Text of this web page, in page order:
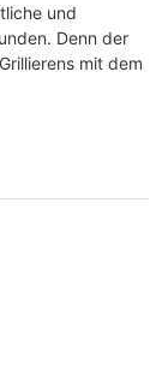
und
Denn der
mit dem